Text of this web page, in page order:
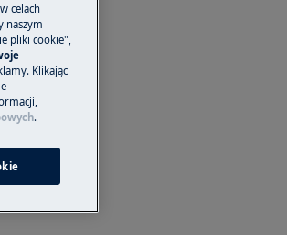
celach
naszym
pliki cookie",
Klikając
.